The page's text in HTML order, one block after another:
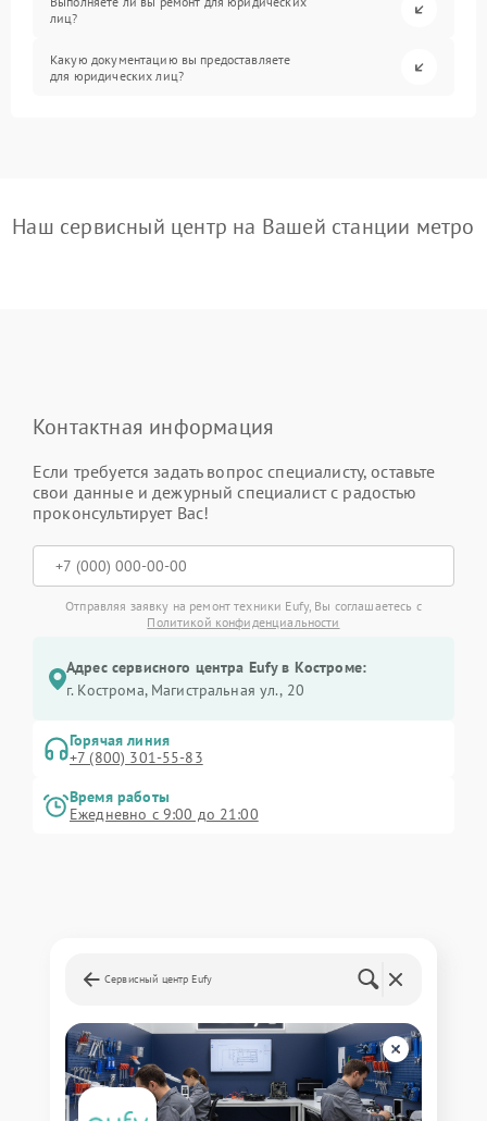
лиц?
Какую документацию вы предоставляете
для юридических лиц?
Наш сервисный центр на Вашей станции метро
Контактная информация
Если требуется задать вопрос специалисту, оставьте
свои данные и дежурный специалист с радостью
проконсультирует Вас!
Отправляя заявку на ремонт техники Eufy, Вы соглашаетесь с
Политикой конфиденциальности
Адрес сервисного центра Eufy в Костроме:
г. Кострома, Магистральная ул., 20
Горячая линия
+7 (800) 301-55-83
Время работы
Ежедневно с 9:00 до 21:00
Сервисный центр Eufy